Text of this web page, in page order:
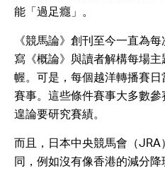
能「過足癮」。
《競馬論》創刊至今一直為
寫《概論》與讀者解構每場
幄。可是，每個越洋轉播賽
賽事。這些條件賽事大多數
遑論要研究賽績。
而且，日本中央競馬會（JRA
同，例如沒有像香港的減分